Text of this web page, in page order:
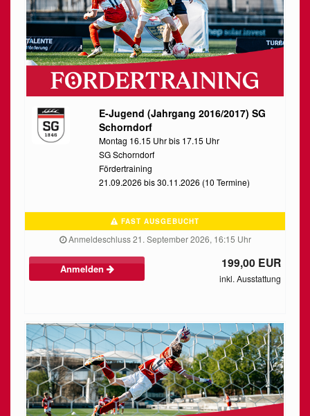
E-Jugend (Jahrgang 2016/2017) SG
Schorndorf
Montag 16.15 Uhr bis 17.15 Uhr
SG Schorndorf
Fördertraining
21.09.2026 bis 30.11.2026 (10 Termine)
FAST AUSGEBUCHT
Anmeldeschluss 21. September 2026, 16:15 Uhr
Anmelden 199,00 EUR
inkl. Ausstattung